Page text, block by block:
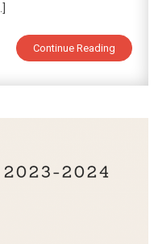
Continue Reading